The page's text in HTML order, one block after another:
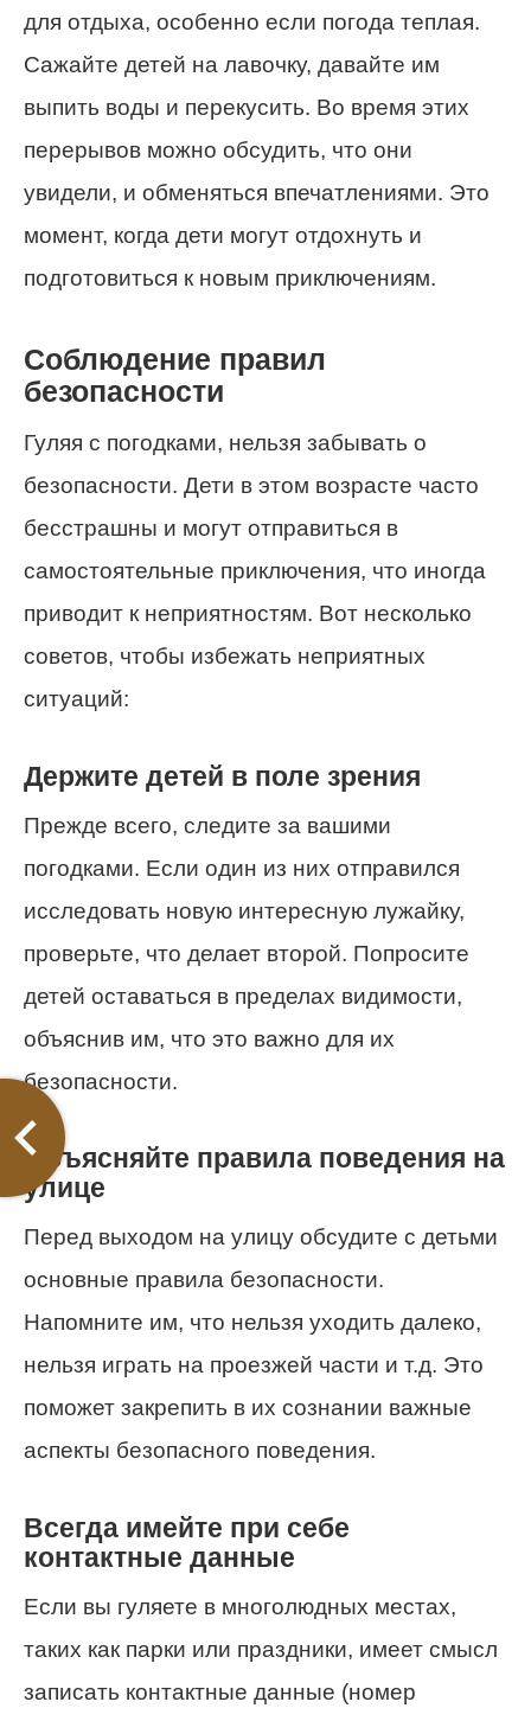
для отдыха, особенно если погода теплая.
Сажайте детей на лавочку, давайте им
выпить воды и перекусить. Во время этих
перерывов можно обсудить, что они
увидели, и обменяться впечатлениями. Это
момент, когда дети могут отдохнуть и
подготовиться к новым приключениям.
Соблюдение правил
безопасности
Гуляя с погодками, нельзя забывать о
безопасности. Дети в этом возрасте часто
бесстрашны и могут отправиться в
самостоятельные приключения, что иногда
приводит к неприятностям. Вот несколько
советов, чтобы избежать неприятных
ситуаций:
Держите детей в поле зрения
Прежде всего, следите за вашими
погодками. Если один из них отправился
исследовать новую интересную лужайку,
проверьте, что делает второй. Попросите
детей оставаться в пределах видимости,
объяснив им, что это важно для их
безопасности.
Объясняйте правила поведения на
улице
Перед выходом на улицу обсудите с детьми
основные правила безопасности.
Напомните им, что нельзя уходить далеко,
нельзя играть на проезжей части и т.д. Это
поможет закрепить в их сознании важные
аспекты безопасного поведения.
Всегда имейте при себе
контактные данные
Если вы гуляете в многолюдных местах,
таких как парки или праздники, имеет смысл
записать контактные данные (номер